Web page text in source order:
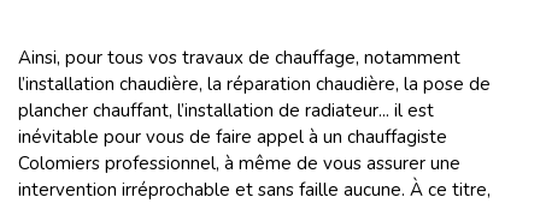
Ainsi, pour tous vos travaux de chauffage, notamment
l’installation chaudière, la réparation chaudière, la pose de
plancher chauffant, l’installation de radiateur... il est
inévitable pour vous de faire appel à un chauffagiste
Colomiers professionnel, à même de vous assurer une
intervention irréprochable et sans faille aucune. À ce titre,